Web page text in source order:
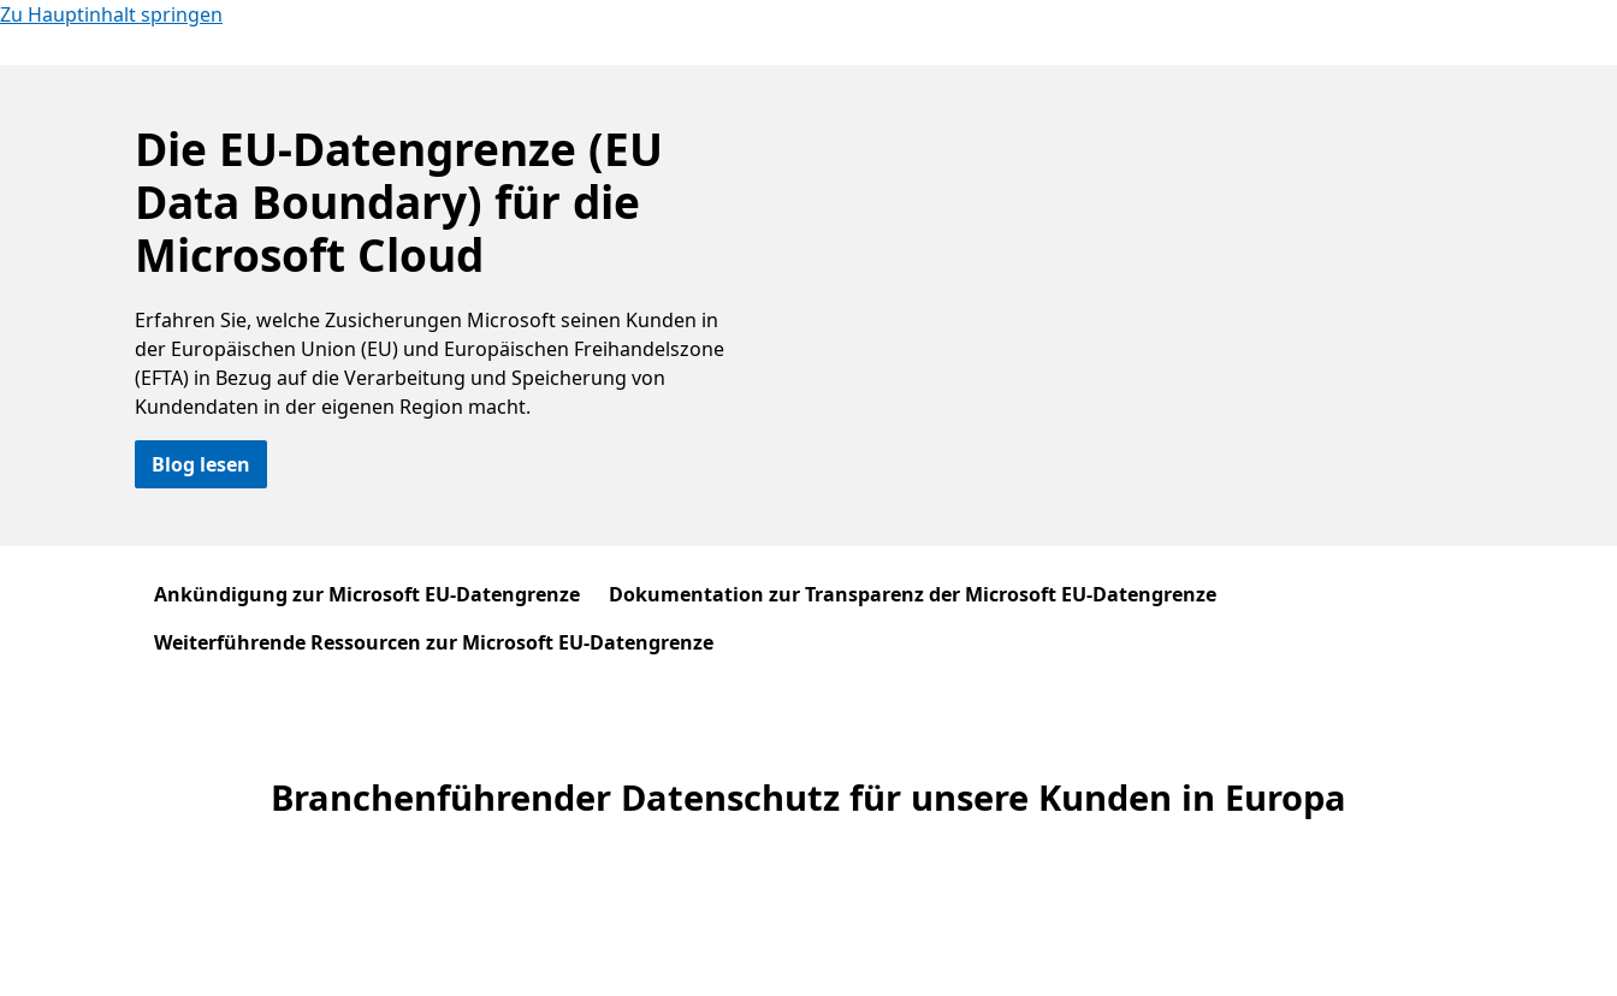
Zu Hauptinhalt springen
Die EU-Datengrenze (EU
Data Boundary) für die
Microsoft Cloud
Erfahren Sie, welche Zusicherungen Microsoft seinen Kunden in
der Europäischen Union (EU) und Europäischen Freihandelszone
(EFTA) in Bezug auf die Verarbeitung und Speicherung von
Kundendaten in der eigenen Region macht.
Blog lesen
Ankündigung zur Microsoft EU-Datengrenze
Dokumentation zur Transparenz der Microsoft EU-Datengrenze
Weiterführende Ressourcen zur Microsoft EU-Datengrenze
Branchenführender Datenschutz für unsere Kunden in Europa